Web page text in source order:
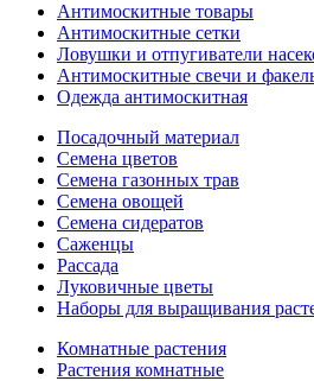
Антимоскитные товары
Антимоскитные сетки
Ловушки и отпугиватели
Антимоскитные свечи и
Одежда антимоскитная
Посадочный материал
Семена цветов
Семена газонных трав
Семена овощей
Семена сидератов
Саженцы
Рассада
Луковичные цветы
Наборы для выращивания
Комнатные растения
Растения комнатные